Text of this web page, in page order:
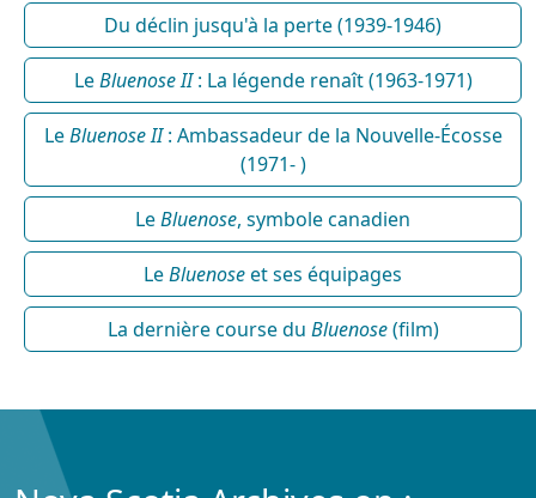
Du déclin jusqu'à la perte (1939-1946)
LeBluenose II: La légende renaît (1963-1971)
LeBluenose II: Ambassadeur de la Nouvelle-Écosse
(1971- )
LeBluenose, symbole canadien
LeBluenoseet ses équipages
La dernière course du Bluenose(film)